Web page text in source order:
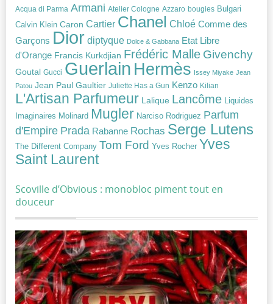
Acqua di Parma Armani Atelier Cologne Azzaro bougies Bulgari
Calvin Klein Caron Cartier Chanel Chloé Comme des
Garçons Dior diptyque Dolce & Gabbana Etat Libre
d'Orange Francis Kurkdjian Frédéric Malle Givenchy
Goutal Gucci Guerlain Hermès Issey Miyake Jean
Patou Jean Paul Gaultier Juliette Has a Gun Kenzo Kilian
L'Artisan Parfumeur Lalique Lancôme Liquides
Imaginaires Molinard Mugler Narciso Rodriguez Parfum
d'Empire Prada Rabanne Rochas Serge Lutens
The Different Company Tom Ford Yves Rocher Yves
Saint Laurent
Scoville d’Obvious : monobloc piment tout en
douceur